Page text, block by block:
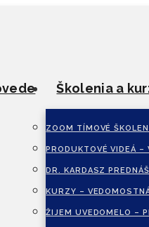
Školenia a
ZOOM TÍMOVÉ
PRODUKTOVÉ VIDEÁ –
DR. KARDASZ
KURZY –
ŽIJEM UVEDOMELO –